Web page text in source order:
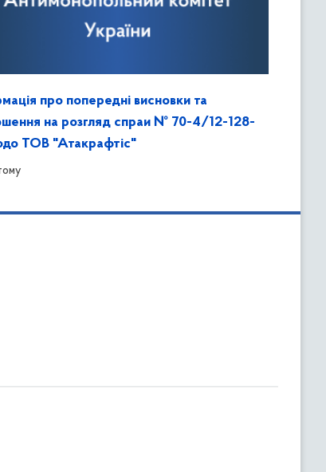
про попередні висновки та
на розгляд спраи № 70-4/12-128-
ТОВ "Атакрафтіс"